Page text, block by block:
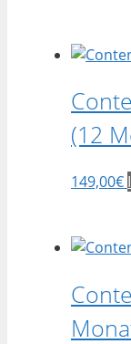
(12
149,00€